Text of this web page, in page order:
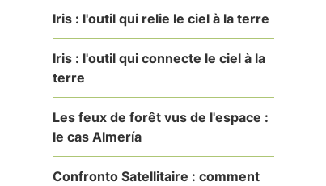
Iris : l'outil qui relie le ciel à la terre
Iris : l'outil qui connecte le ciel à la
terre
Les feux de forêt vus de l'espace :
le cas Almería
Confronto Satellitaire : comment